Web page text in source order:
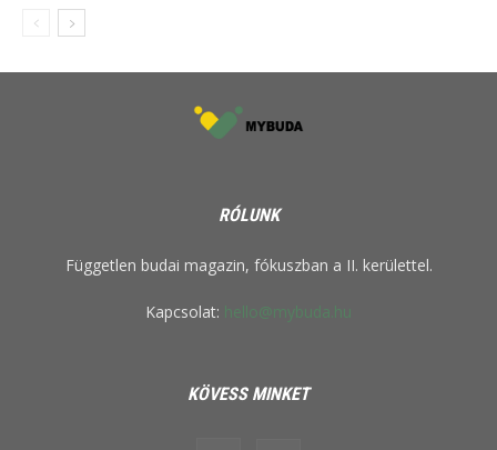
RÓLUNK
Független budai magazin, fókuszban a II. kerülettel.
Kapcsolat: hello@mybuda.hu
KÖVESS MINKET